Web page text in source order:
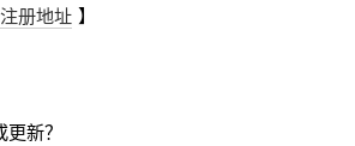
册地址 】
新？